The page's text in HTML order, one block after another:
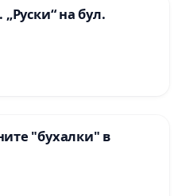
на бул.
"бухалки" в